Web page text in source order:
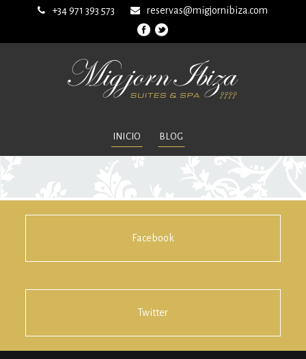
+34 971 393 573 reservas@migjornibiza.com
INICIO BLOG
Facebook
Twitter